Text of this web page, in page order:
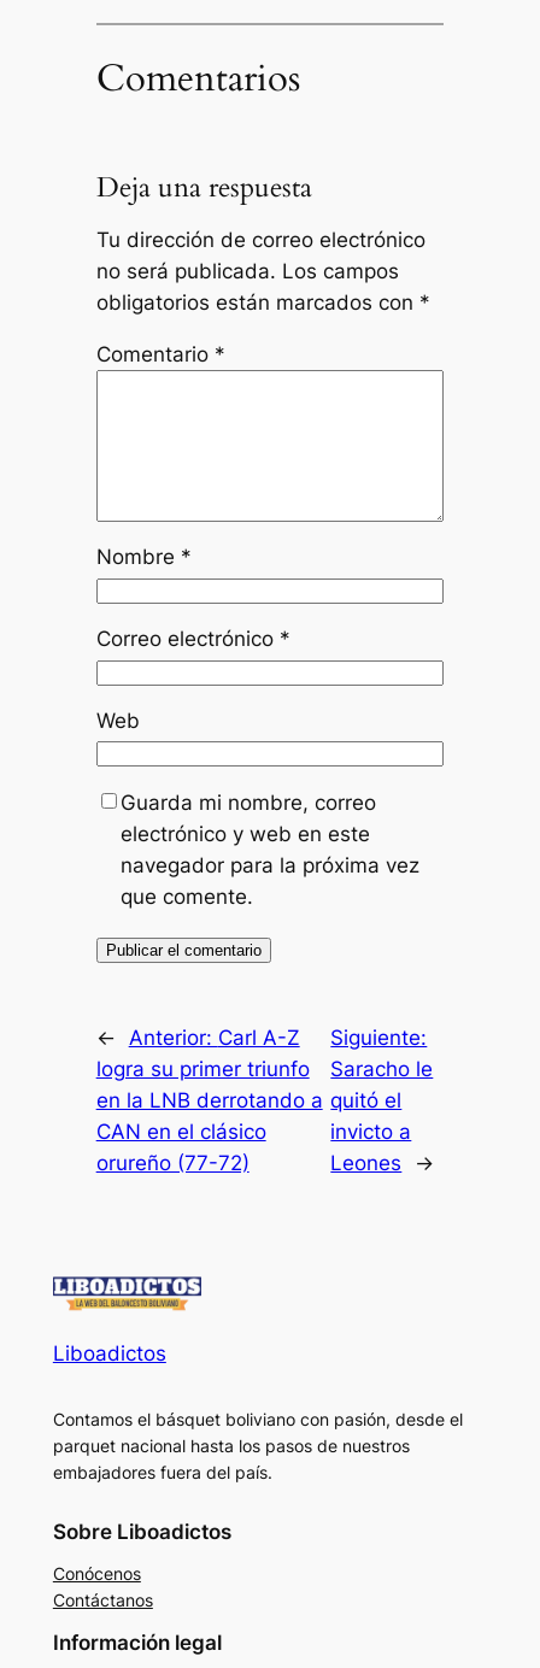
Comentarios
Deja una respuesta
Tu dirección de correo electrónico
no será publicada. Los campos
obligatorios están marcados con *
Comentario *
Nombre *
Correo electrónico *
Web
Guarda mi nombre, correo
electrónico y web en este
navegador para la próxima vez
que comente.
← Anterior: Carl A-Z
logra su primer triunfo
en la LNB derrotando a
CAN en el clásico
orureño (77-72)
Siguiente:
Saracho le
quitó el
invicto a
Leones
→
Liboadictos
Contamos el básquet boliviano con pasión, desde el
parquet nacional hasta los pasos de nuestros
embajadores fuera del país.
Sobre Liboadictos
Conócenos
Contáctanos
Información legal